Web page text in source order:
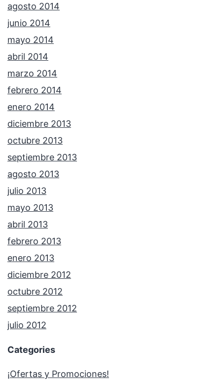
agosto 2014
junio 2014
mayo 2014
abril 2014
marzo 2014
febrero 2014
enero 2014
diciembre 2013
octubre 2013
septiembre 2013
agosto 2013
julio 2013
mayo 2013
abril 2013
febrero 2013
enero 2013
diciembre 2012
octubre 2012
septiembre 2012
julio 2012
Categories
¡Ofertas y Promociones!